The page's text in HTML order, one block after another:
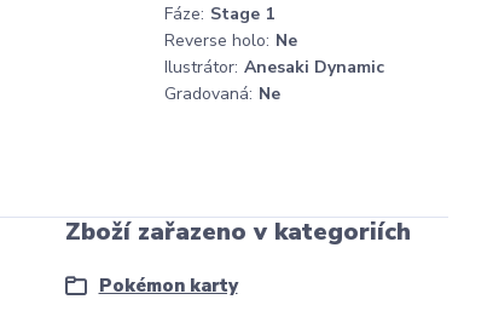
Fáze: Stage 1
Reverse holo: Ne
Ilustrátor: Anesaki Dynamic
Gradovaná: Ne
Zboží zařazeno v kategoriích
Pokémon karty